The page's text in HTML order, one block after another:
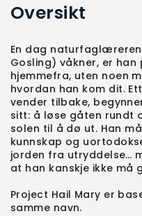
Oversikt
En dag
Gosling) våkner, er
hjemmefra, uten noen
hvordan han kom dit.
vender tilbake,
sitt: å løse gåten rundt
solen til å dø ut. Han
kunnskap og
jorden fra utryddelse…
at han kanskje ikke må
Project Hail Mary er
samme navn.